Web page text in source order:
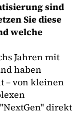
sind
Sie diese
welche
Jahren mit
haben
– von kleinen
direkt